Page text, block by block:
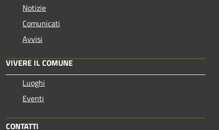
Notizie
Comunicati
Avvisi
VIVERE IL COMUNE
Luoghi
Eventi
CONTATTI